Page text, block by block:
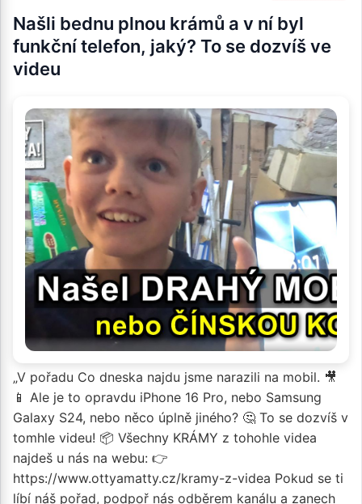
Našli bednu plnou krámů a v ní byl
funkční telefon, jaký? To se dozvíš ve
videu
„V pořadu Co dneska najdu jsme narazili na mobil. 🎥
📱 Ale je to opravdu iPhone 16 Pro, nebo Samsung
Galaxy S24, nebo něco úplně jiného? 🤔 To se dozvíš v
tomhle videu! 📦 Všechny KRÁMY z tohohle videa
najdeš u nás na webu: 👉
https://www.ottyamatty.cz/kramy-z-videa Pokud se ti
líbí náš pořad, podpoř nás odběrem kanálu a zanech